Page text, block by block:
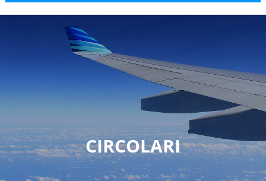
CIRCOLARI